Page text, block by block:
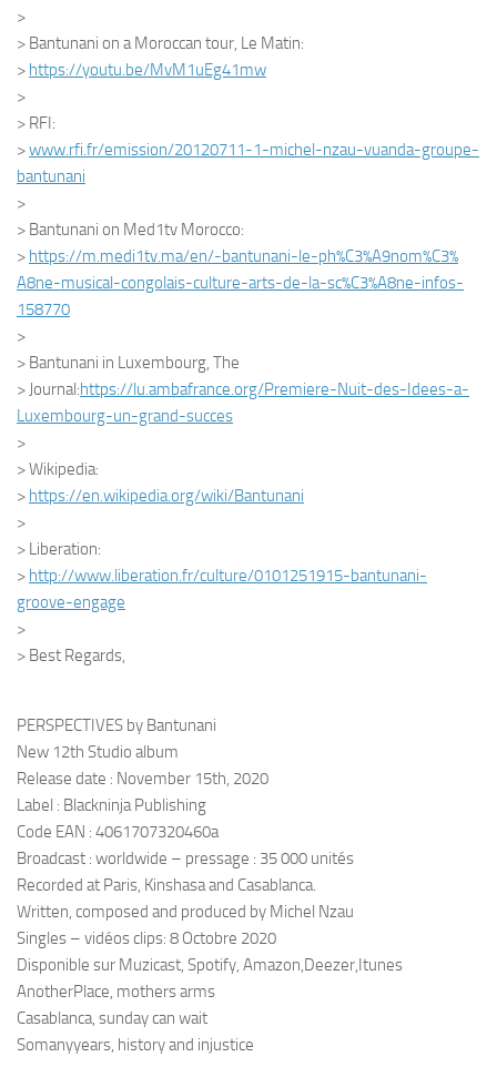
>
> Bantunani on a Moroccan tour, Le Matin:
> https://youtu.be/MvM1uEg41mw
>
> RFI:
>www.rfi.fr/emission/20120711-1-michel-nzau-vuanda-groupe-
bantunani
>
> Bantunani on Med1tv Morocco:
> https://m.medi1tv.ma/en/-bantunani-le-ph%C3%A9nom%C3%
A8ne-musical-congolais-culture-arts-de-la-sc%C3%A8ne-infos-
158770
>
> Bantunani in Luxembourg, The
> Journal:https://lu.ambafrance.org/Premiere-Nuit-des-Idees-a-
Luxembourg-un-grand-succes
>
> Wikipedia:
> https://en.wikipedia.org/wiki/Bantunani
>
> Liberation:
> http://www.liberation.fr/culture/0101251915-bantunani-
groove-engage
>
> Best Regards,
PERSPECTIVES by Bantunani
New 12th Studio album
Release date : November 15th, 2020
Label : Blackninja Publishing
Code EAN : 4061707320460a
Broadcast : worldwide – pressage : 35 000 unités
Recorded at Paris, Kinshasa and Casablanca.
Written, composed and produced by Michel Nzau
Singles – vidéos clips: 8 Octobre 2020
Disponible sur Muzicast, Spotify, Amazon,Deezer,Itunes
AnotherPlace, mothers arms
Casablanca, sunday can wait
Somanyyears, history and injustice